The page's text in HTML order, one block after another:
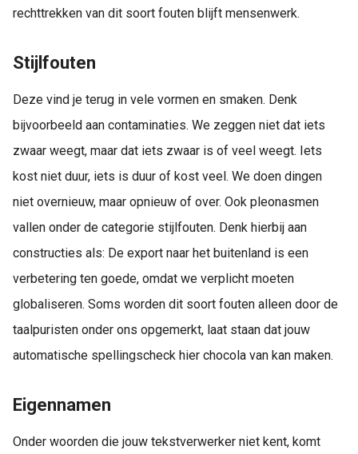
rechttrekken van dit soort fouten blijft mensenwerk.
Stijlfouten
Deze vind je terug in vele vormen en smaken. Denk
bijvoorbeeld aan contaminaties. We zeggen niet dat iets
zwaar weegt, maar dat iets zwaar is of veel weegt. Iets
kost niet duur, iets is duur of kost veel. We doen dingen
niet overnieuw, maar opnieuw of over. Ook pleonasmen
vallen onder de categorie stijlfouten. Denk hierbij aan
constructies als: De export naar het buitenland is een
verbetering ten goede, omdat we verplicht moeten
globaliseren. Soms worden dit soort fouten alleen door de
taalpuristen onder ons opgemerkt, laat staan dat jouw
automatische spellingscheck hier chocola van kan maken.
Eigennamen
Onder woorden die jouw tekstverwerker niet kent, komt